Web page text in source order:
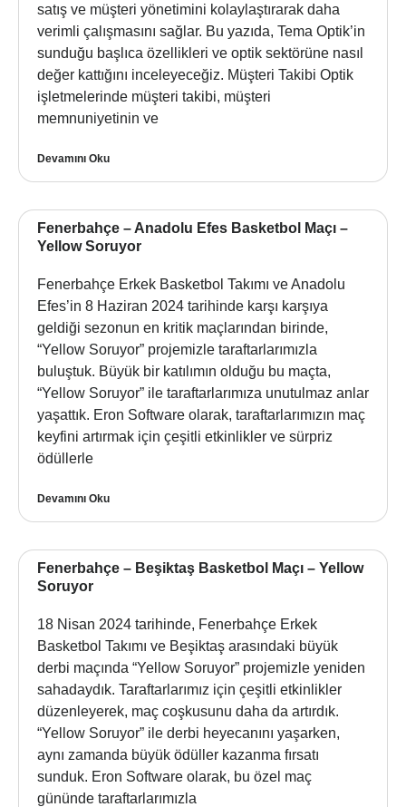
satış ve müşteri yönetimini kolaylaştırarak daha
verimli çalışmasını sağlar. Bu yazıda, Tema Optik’in
sunduğu başlıca özellikleri ve optik sektörüne nasıl
değer kattığını inceleyeceğiz. Müşteri Takibi Optik
işletmelerinde müşteri takibi, müşteri
memnuniyetinin ve
Devamını Oku
Fenerbahçe – Anadolu Efes Basketbol Maçı –
Yellow Soruyor
Fenerbahçe Erkek Basketbol Takımı ve Anadolu
Efes’in 8 Haziran 2024 tarihinde karşı karşıya
geldiği sezonun en kritik maçlarından birinde,
“Yellow Soruyor” projemizle taraftarlarımızla
buluştuk. Büyük bir katılımın olduğu bu maçta,
“Yellow Soruyor” ile taraftarlarımıza unutulmaz anlar
yaşattık. Eron Software olarak, taraftarlarımızın maç
keyfini artırmak için çeşitli etkinlikler ve sürpriz
ödüllerle
Devamını Oku
Fenerbahçe – Beşiktaş Basketbol Maçı – Yellow
Soruyor
18 Nisan 2024 tarihinde, Fenerbahçe Erkek
Basketbol Takımı ve Beşiktaş arasındaki büyük
derbi maçında “Yellow Soruyor” projemizle yeniden
sahadaydık. Taraftarlarımız için çeşitli etkinlikler
düzenleyerek, maç coşkusunu daha da artırdık.
“Yellow Soruyor” ile derbi heyecanını yaşarken,
aynı zamanda büyük ödüller kazanma fırsatı
sunduk. Eron Software olarak, bu özel maç
gününde taraftarlarımızla